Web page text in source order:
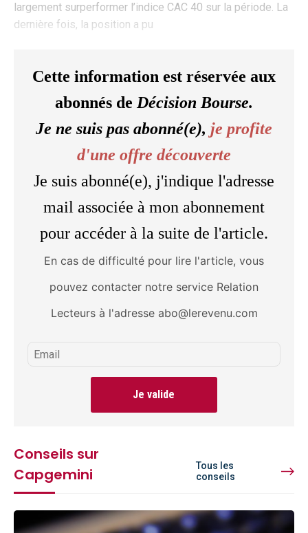
largement surperformer l’indice CAC 40 sur la période. La
dernière fois, la position a pu
Cette information est réservée aux
abonnés de Décision Bourse.
Je ne suis pas abonné(e), je profite
d'une offre découverte
Je suis abonné(e), j'indique l'adresse
mail associée à mon abonnement
pour accéder à la suite de l'article.
En cas de difficulté pour lire l'article, vous
pouvez contacter notre service Relation
Lecteurs à l'adresse abo@lerevenu.com
Je valide
Conseils sur
Capgemini
Tous les
conseils